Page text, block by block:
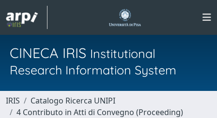
CINECA IRIS Institutional
Research Information System
IRIS
Catalogo Ricerca UNIPI
4 Contributo in Atti di Convegno (Proceeding)